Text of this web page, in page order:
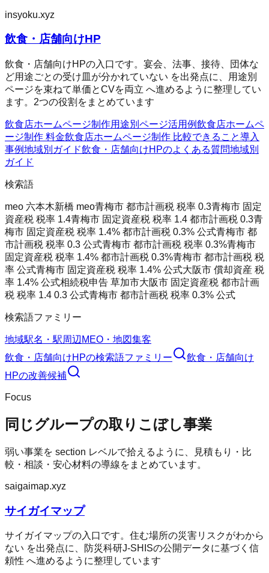
insyoku.xyz
飲食・店舗向けHP
飲食・店舗向けHPの入口です。宴会、法事、接待、団体な
ど用途ごとの受け皿が分かれていない を出発点に、用途別
ページを束ねて単価とCVを両立 へ進めるように整理してい
ます。2つの役割をまとめています
飲食店ホームページ制作用途別ページ活用例飲食店ホームペ
ージ制作 料金飲食店ホームページ制作 比較できること導入
事例地域別ガイド飲食・店舗向けHPのよくある質問地域別
ガイド
検索語
meo 六本木新橋 meo青梅市 都市計画税 税率 0.3青梅市 固定
資産税 税率 1.4青梅市 固定資産税 税率 1.4 都市計画税 0.3青
梅市 固定資産税 税率 1.4% 都市計画税 0.3% 公式青梅市 都
市計画税 税率 0.3 公式青梅市 都市計画税 税率 0.3%青梅市
固定資産税 税率 1.4% 都市計画税 0.3%青梅市 都市計画税 税
率 公式青梅市 固定資産税 税率 1.4% 公式大阪市 償却資産 税
率 1.4% 公式相続税申告 草加市大阪市 固定資産税 都市計画
税 税率 1.4 0.3 公式青梅市 都市計画税 税率 0.3% 公式
検索語ファミリー
地域駅名・駅周辺 MEO・地図集客
飲食・店舗向けHPの検索語ファミリー
飲食・店舗向け
HPの改善候補
Focus
同じグループの取りこぼし事業
弱い事業を section レベルで拾えるように、見積もり・比
較・相談・安心材料の導線をまとめています。
saigaimap.xyz
サイガイマップ
サイガイマップの入口です。住む場所の災害リスクがわから
ない を出発点に、防災科研J-SHISの公開データに基づく信
頼性 へ進めるように整理しています